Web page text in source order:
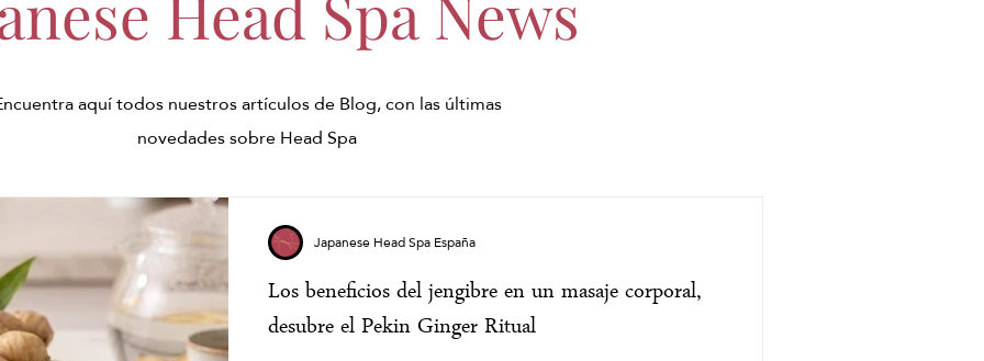
Los beneficios del jengibre en un masaje corporal,
desubre el Pekin Ginger Ritual
Japanese Head Spa España
aquí todos nuestros artículos de Blog, con las últimas
novedades sobre Head Spa